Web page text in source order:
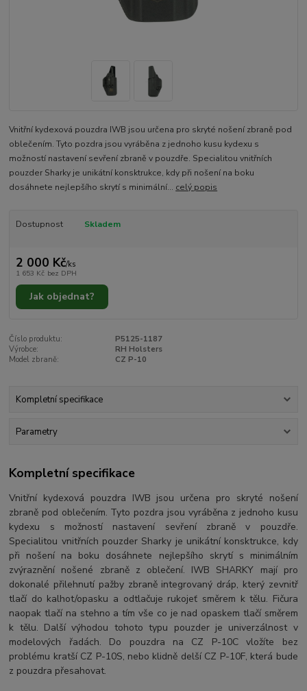
Vnitřní kydexová pouzdra IWB jsou určena pro skryté nošení zbraně pod
oblečením. Tyto pozdra jsou vyráběna z jednoho kusu kydexu s
možností nastavení sevření zbraně v pouzdře. Specialitou vnitřních
pouzder Sharky je unikátní konsktrukce, kdy při nošení na boku
dosáhnete nejlepšího skrytí s minimální... celý popis
Dostupnost Skladem
2 000 Kč/ks
1 653 Kč bez DPH
Jak objednat?
Číslo produktu:
P5125-1187
Výrobce:
RH Holsters
Model zbraně:
CZ P-10
Kompletní specifikace
Parametry
Kompletní specifikace
Vnitřní kydexová pouzdra IWB jsou určena pro skryté nošení
zbraně pod oblečením. Tyto pozdra jsou vyráběna z jednoho kusu
kydexu s možností nastavení sevření zbraně v pouzdře.
Specialitou vnitřních pouzder Sharky je unikátní konsktrukce, kdy
při nošení na boku dosáhnete nejlepšího skrytí s minimálním
zvýraznění nošené zbraně z oblečení. IWB SHARKY mají pro
dokonalé přilehnutí pažby zbraně integrovaný dráp, který zevnitř
tlačí do kalhot/opasku a odtlačuje rukojeť směrem k tělu. Fičura
naopak tlačí na stehno a tím vše co je nad opaskem tlačí směrem
k tělu. Další výhodou tohoto typu pouzder je univerzálnost v
modelových řadách. Do pouzdra na CZ P-10C vložíte bez
problému kratší CZ P-10S, nebo klidně delší CZ P-10F, která bude
z pouzdra přesahovat.